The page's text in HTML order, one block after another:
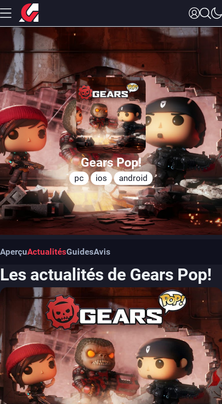
Gears Pop!
pc ios android
AperçuActualitésGuidesAvis
Les actualités de Gears Pop!